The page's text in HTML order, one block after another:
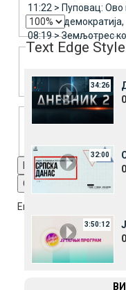
Text Edge Style
Font Family
Resetrestore all
Close Modal Dialog
End of dialog window.
11:22 > Пуповац: Ово
08:19 >Земљотрес
34:26
32:00
3:50:12